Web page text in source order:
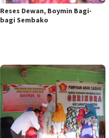
Reses Dewan, Boymin Bagi-
bagi Sembako